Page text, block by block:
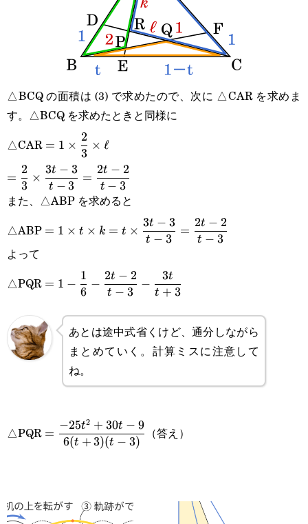
△BCQ の面積は (3) で求めたので、次に △CAR を求めま
す。△BCQ を求めたときと同様に
△CAR
\displaystyle
=1\times\frac{2}
{3}\times\ell
= 1 ×
3
2
× ℓ
\displaystyle
=\frac{2}
=
3
2
×
t − 3
3t − 3
=
t − 3
2t − 2
また、△ABP を求めると
△ABP
\displaystyle
=1\times t\times
k=t\times\frac{3t-
3}{t-3}=\frac{2t-
2}{t-3}
= 1 × t × k = t ×
t − 3
3t − 3
=
t − 3
2t − 2
よって
△PQR
\displaystyle
=1-\frac{1}
{6}-
\frac{2t-2}
{t-3}-
{t+3}
= 1 −
6
1
−
t − 3
2t − 2
−
t + 3
3t
あとは途中式省くけど、通分しながら
まとめていく。計算ミスに注意して
ね。
△PQR
\displaystyle
=\frac{-25t^2+30t-
=
6(t + 3)(t − 3)
−25t2 + 30t − 9 （答え）